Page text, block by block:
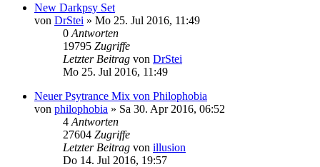
New Darkpsy Set
von DrStei » Mo 25. Jul 2016, 11:49
0 Antworten
19795 Zugriffe
Letzter Beitrag von DrStei
Mo 25. Jul 2016, 11:49
Neuer Psytrance Mix von Philophobia
von philophobia » Sa 30. Apr 2016, 06:52
4 Antworten
27604 Zugriffe
Letzter Beitrag von illusion
Do 14. Jul 2016, 19:57